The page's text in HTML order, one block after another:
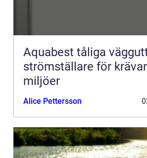
Aquabest tåliga vägguttag och
strömställare för
miljöer
Alice Pettersson